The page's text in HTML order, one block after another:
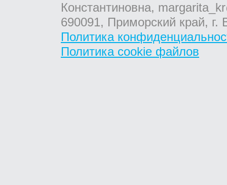
Константиновна,
690091, Приморский край,
Политика
Политика cookie файлов